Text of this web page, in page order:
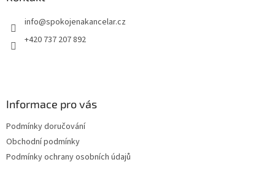
info@spokojenakancelar.cz
+420 737 207 892
Informace pro vás
Podmínky doručování
Obchodní podmínky
Podmínky ochrany osobních údajů